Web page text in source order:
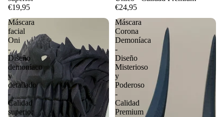
€19,95
€24,95
Máscara
facial
Oni
-
Diseño
demoníaco
y
detallado
-
Calidad
superior
Máscara
Corona
Demoníaca
-
Diseño
Misterioso
y
Poderoso
-
Calidad
Premium